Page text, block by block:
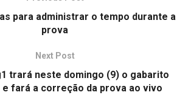
para administrar o tempo durante a
prova
Next Post
trará neste domingo (9) o gabarito
fará a correção da prova ao vivo